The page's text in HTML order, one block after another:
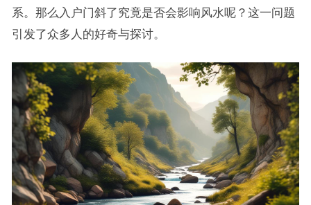
系。那么入户门斜了究竟是否会影响风水呢？这一问题
引发了众多人的好奇与探讨。